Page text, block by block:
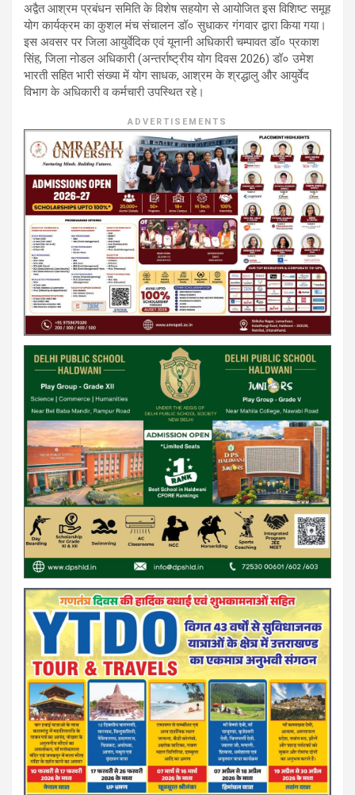
अद्वैत आश्रम प्रबंधन समिति के विशेष सहयोग से आयोजित इस विशिष्ट समूह
योग कार्यक्रम का कुशल मंच संचालन डॉ० सुधाकर गंगवार द्वारा किया गया।
इस अवसर पर जिला आयुर्वेदिक एवं यूनानी अधिकारी चम्पावत डॉ० प्रकाश
सिंह, जिला नोडल अधिकारी (अन्तर्राष्ट्रीय योग दिवस 2026) डॉ० उमेश
भारती सहित भारी संख्या में योग साधक, आश्रम के श्रद्धालु और आयुर्वेद
विभाग के अधिकारी व कर्मचारी उपस्थित रहे।
ADVERTISEMENTS